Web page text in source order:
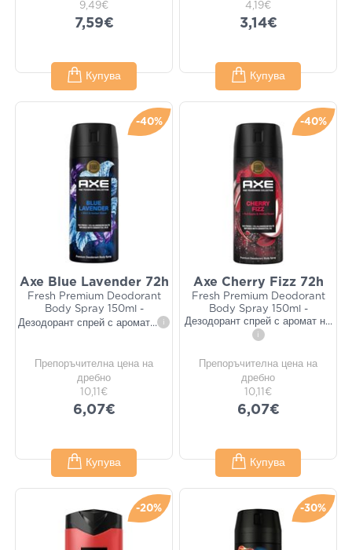
9,49€
7,59€
Купува
4,19€
3,14€
Купува
-40%
Axe Blue Lavender 72h
Fresh Premium Deodorant
Body Spray 150ml -
Дезодорант спрей с аромат... i
Препоръчителна цена на
дребно
10,11€
6,07€
Купува
-40%
Axe Cherry Fizz 72h
Fresh Premium Deodorant
Body Spray 150ml -
Дезодорант спрей с аромат н...
i
Препоръчителна цена на
дребно
10,11€
6,07€
Купува
-20% -30%